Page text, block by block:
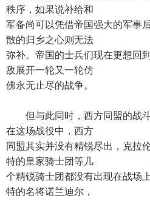
秩序，如果说补给和
军备尚可以凭借帝国强大的军事
散的归乡之心则无法
弥补。帝国的士兵们现在更想回
敌展开一轮又一轮仿
佛永无止尽的战争。
但与此同时，西方同盟的战斗
在这场战役中，西方
同盟其实并没有精锐尽出，克拉
特的皇家骑士团等几
个精锐骑士团都没有出现在战场
特的名将诺兰迪尔，